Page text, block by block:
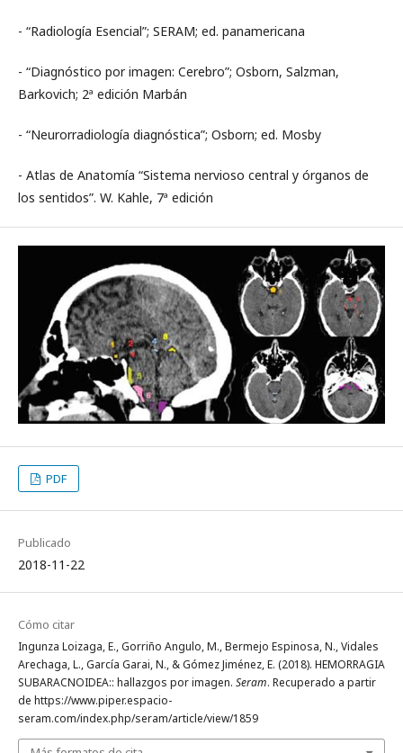
- “Radiología Esencial”; SERAM; ed. panamericana
- “Diagnóstico por imagen: Cerebro”; Osborn, Salzman,
Barkovich; 2ª edición Marbán
- “Neurorradiología diagnóstica”; Osborn; ed. Mosby
- Atlas de Anatomía “Sistema nervioso central y órganos de
los sentidos”. W. Kahle, 7ª edición
PDF
Publicado
2018-11-22
Cómo citar
Ingunza Loizaga, E., Gorriño Angulo, M., Bermejo Espinosa, N., Vidales
Arechaga, L., García Garai, N., & Gómez Jiménez, E. (2018). HEMORRAGIA
SUBARACNOIDEA:: hallazgos por imagen. Seram. Recuperado a partir
de https://www.piper.espacio-
seram.com/index.php/seram/article/view/1859